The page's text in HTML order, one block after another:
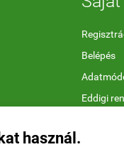
használ.
Belépés
Eddigi